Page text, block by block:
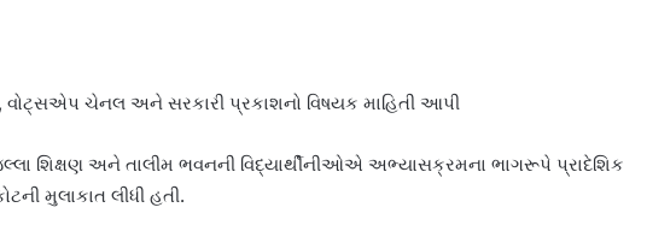
વોટ્સએપ ચેનલ અને સરકારી પ્રકાશનો વિષયક માહિતી આપી
શિક્ષણ અને તાલીમ ભવનની વિદ્યાર્થીનીઓએ અભ્યાસક્રમના ભાગરૂપે પ્રાદેશિક
મુલાકાત લીધી હતી.